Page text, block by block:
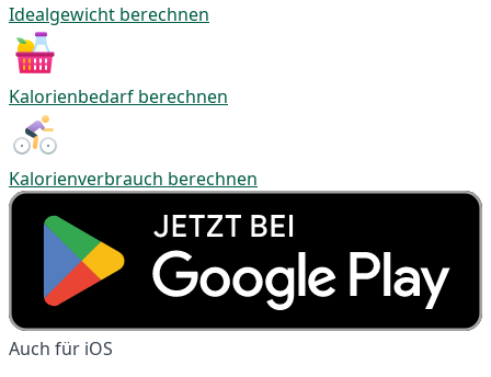
Idealgewicht berechnen
Kalorienbedarf berechnen
Kalorienverbrauch berechnen
Auch für iOS